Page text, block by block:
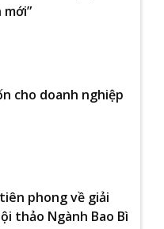
cho doanh nghiệp
phong về giải
thảo Ngành Bao Bì